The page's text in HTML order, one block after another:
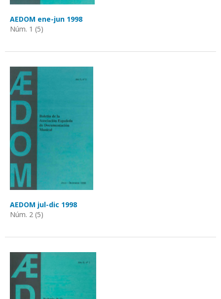
AEDOM ene-jun 1998
Núm. 1 (5)
AEDOM jul-dic 1998
Núm. 2 (5)